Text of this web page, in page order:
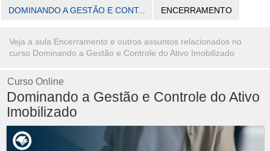
DOMINANDO A GESTÃO E CONT... ENCERRAMENTO
Veja a aula Encerramento e outros assuntos relacionados no
curso Dominando a Gestão e Controle do Ativo Imobilizado
Curso Online
Dominando a Gestão e Controle do Ativo
Imobilizado